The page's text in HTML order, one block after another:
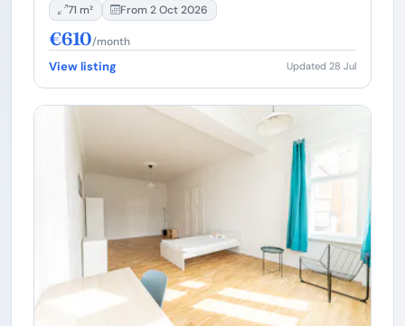
71 m² From 2 Oct 2026
€610/month
View listing Updated 28 Jul